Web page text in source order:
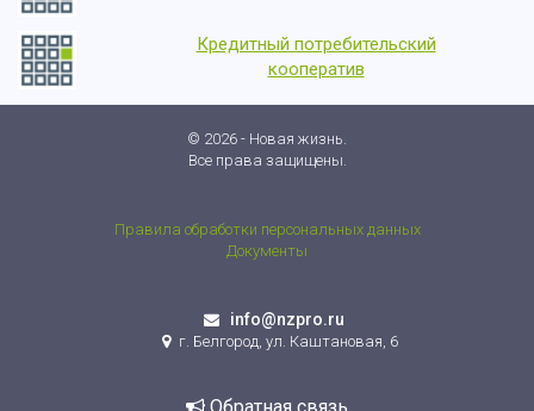
Кредитный потребительский
кооператив
© 2026 - Новая жизнь.
Все права защищены.
Правила обработки персональных данных
Документы
info@nzpro.ru
г. Белгород, ул. Каштановая, 6
Обратная связь